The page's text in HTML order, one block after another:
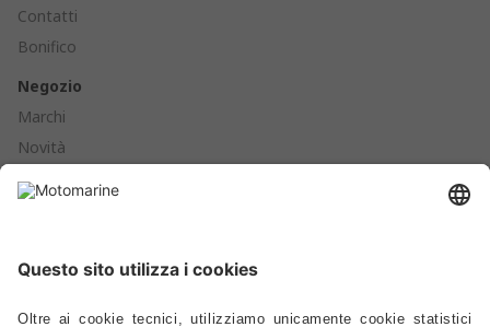
Contatti
Bonifico
Negozio
Marchi
Novità
Cataloghi
Ferramenta - Chiusure - Viteria
Scalette - Passerelle - Supporti Sedili - Oblò - Prese D'aria